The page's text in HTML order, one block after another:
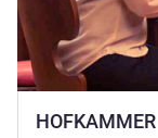
HOFKAMMER